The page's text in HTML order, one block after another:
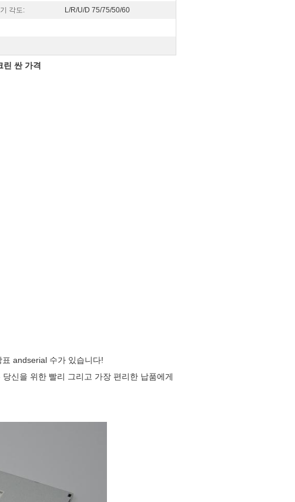
각도: L/R/U/D 75/75/50/60
싼 가격
andserial 수가 있습니다!
신을 위한 빨리 그리고 가장 편리한 납품에게